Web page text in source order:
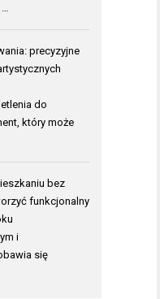
precyzyjne
do
który może
bez
funkcjonalny
i
się